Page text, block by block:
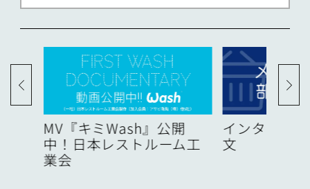
MV『キミWash』公開
中！日本レストルーム工
業会
インターネ
文